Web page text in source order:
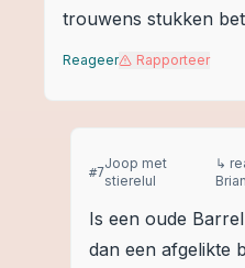
trouwens stukken
Reageer Rapporteer
#7
Joop met
stierelul
↳
Brian
Is een oude
dan een afgelikte